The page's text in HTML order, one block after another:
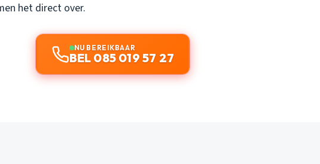
het direct over.
NU BEREIKBAAR
BEL 085 019 57 27